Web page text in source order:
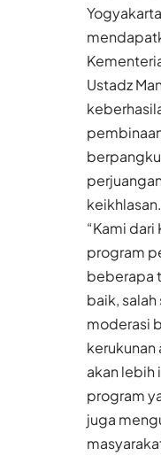
Ustadz
keikhlasan.
“Kami
program
beberapa
baik,
moderasi
kerukunan
akan lebih
program
juga